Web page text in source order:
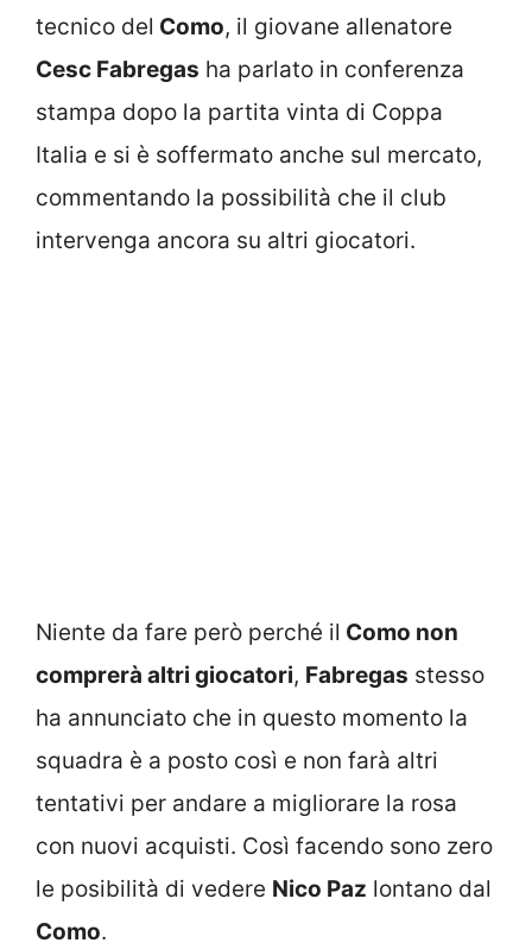
tecnico del Como, il giovane allenatore
Cesc Fabregas ha parlato in conferenza
stampa dopo la partita vinta di Coppa
Italia e si è soffermato anche sul mercato,
commentando la possibilità che il club
intervenga ancora su altri giocatori.
Niente da fare però perché il Como non
comprerà altri giocatori, Fabregas stesso
ha annunciato che in questo momento la
squadra è a posto così e non farà altri
tentativi per andare a migliorare la rosa
con nuovi acquisti. Così facendo sono zero
le posibilità di vedere Nico Paz lontano dal
Como.